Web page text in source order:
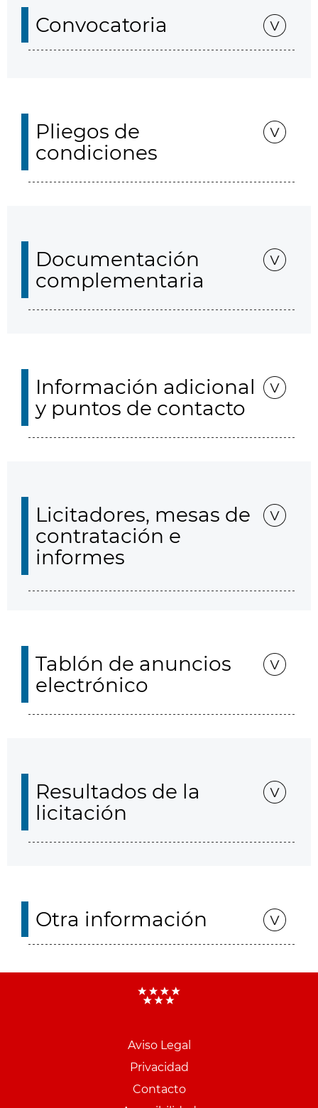
Convocatoria
Pliegos de
condiciones
Documentación
complementaria
Información adicional
y puntos de contacto
Licitadores, mesas de
contratación e
informes
Tablón de anuncios
electrónico
Resultados de la
licitación
Otra información
Aviso Legal
Privacidad
Contacto